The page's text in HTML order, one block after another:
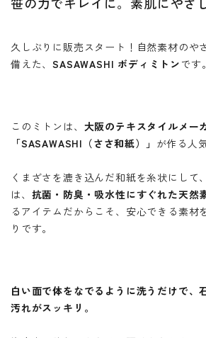
久しぶりに販売スタート！自然素材のや
備えた、SASAWASHI ボディミトン です。
このミトンは、 大阪のテキスタイルメー
「SASAWASHI（ささ和紙）」 が作る人
くまざさを漉き込んだ和紙を糸状にして
は、 抗菌・防臭・吸水性にすぐれた天然
るアイテムだからこそ、安心できる素材
りです。
白い面で体をなでるように洗うだけで、
汚れがスッキリ。